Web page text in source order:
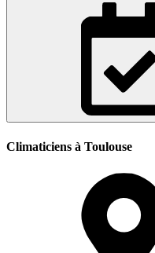
Climaticiens à Toulouse